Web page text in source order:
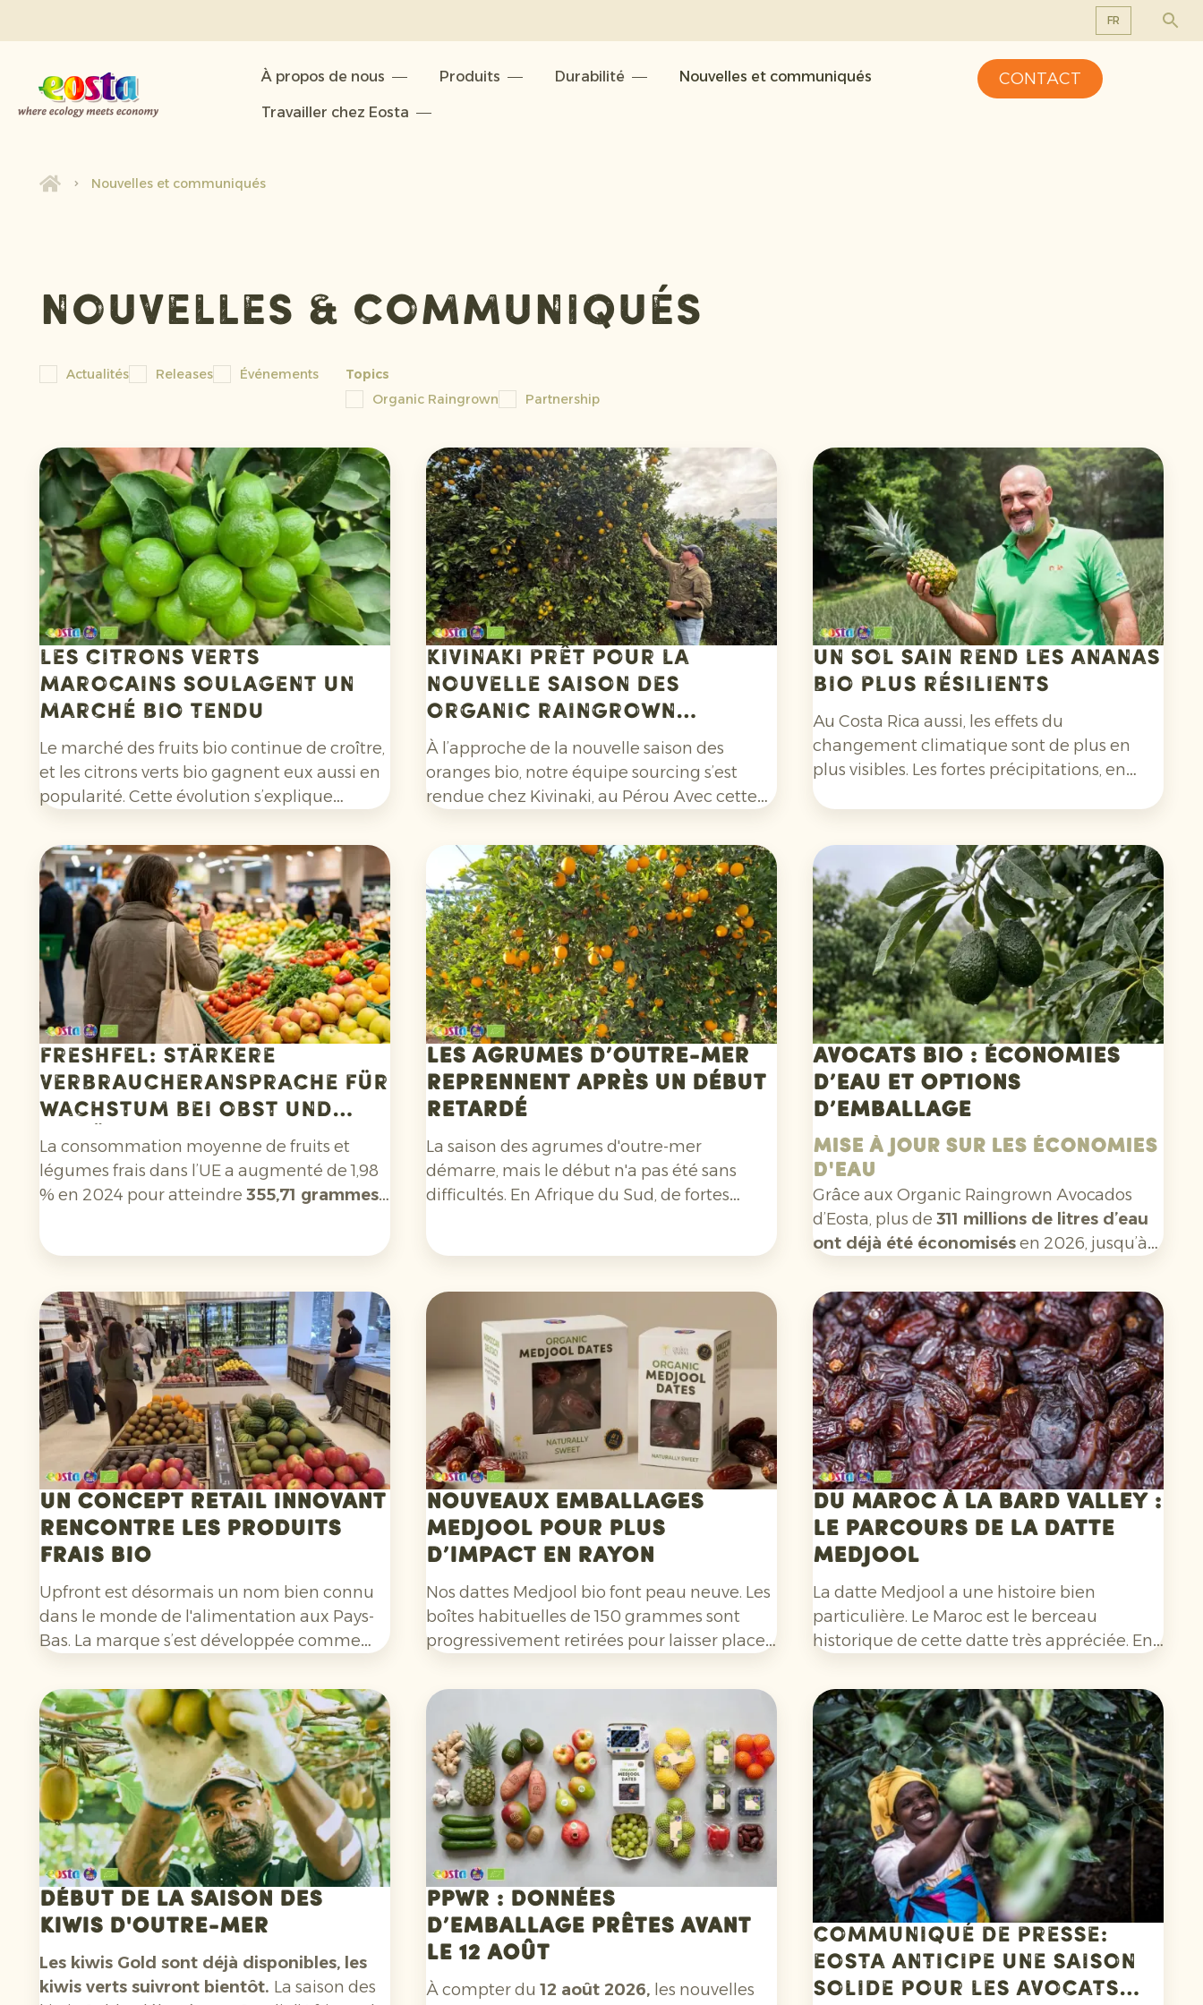
FR
À propos de nous Produits Durabilité Nouvelles et communiqués
Travailler chez Eosta
À propos de nous
Produits
Nouvelles et communiqués
CONTACT
Nouvelles et communiqués
Nouvelles & communiqués
Actualités Releases Événements
Topics
Organic Raingrown
Partnership
Les citrons verts
marocains soulagent un
marché bio tendu
Le marché des fruits bio continue de croître,
et les citrons verts bio gagnent eux aussi en
popularité. Cette évolution s’explique
cocktails, les mocktails et les limonades
maison, mais aussi à leur utilisation de plus
en plus répandue dans les salades, les currys
et de nombreux autres plats. Par ailleurs, les
consommateurs sont de plus en plus
attentifs aux agrumes cultivés sans
pesticides de synthèse et non traités avec
des fongicides après récolte.
Kivinaki prêt pour la
nouvelle saison des
Organic Raingrown
Oranges
À l’approche de la nouvelle saison des
oranges bio, notre équipe sourcing s’est
rendue chez Kivinaki, au Pérou Avec cette
en place un programme d'exportation
fructueux au cours des quatre dernières
années. Lors de cette visite, nous avons
préparé ensemble les mois à venir.
Un sol sain rend les ananas
bio plus résilients
Au Costa Rica aussi, les effets du
changement climatique sont de plus en
plus visibles. Les fortes précipitations, en
particulier, compliquent la culture de
d’adaptation de la part des producteurs.
Freshfel: Stärkere
Verbraucheransprache für
Wachstum bei Obst und
Gemüse erforderlich
La consommation moyenne de fruits et
légumes frais dans l’UE a augmenté de 1,98
% en 2024 pour atteindre 355,71 grammes
légère amélioration par rapport à 2023,
la recommandation minimale de 400
grammes par jour fixée par l’Organisation
mondiale de la santé. Seuls cinq pays de l’UE
atteignent ce seuil.
Les agrumes d’outre-mer
reprennent après un début
retardé
La saison des agrumes d'outre-mer
démarre, mais le début n'a pas été sans
difficultés. En Afrique du Sud, de fortes
ont découlé ont entraîné des retards dans la
expéditions. Pour les oranges, le retard initial
de la coloration a également joué un rôle. La
situation s'est depuis améliorée.
Avocats bio : économies
d’eau et options
d’emballage
Mise à jour sur les économies
d'eau
Grâce aux Organic Raingrown Avocados
d’Eosta, plus de 311 millions de litres d’eau
ont déjà été économisésen 2026, jusqu’à
annuelle de prèsde 5 900 Européens. Un
message de durabilité clair et concret, qui
aide les consommateurs à faire un choix
conscient en rayon.
Un concept retail innovant
rencontre les produits
frais bio
Upfront est désormais un nom bien connu
dans le monde de l'alimentation aux Pays-
Bas. La marque s’est développée comme
supermarchés, les salles de sport et d’autres
canaux de vente, avant de lancer fin 2025
ses propres magasins.
Nouveaux emballages
Medjool pour plus
d’impact en rayon
Nos dattes Medjool bio font peau neuve. Les
boîtes habituelles de 150 grammes sont
progressivement retirées pour laisser place
grammes. Avec un design contemporain et
plus épuré, ces boîtes répondent mieux aux
attentes des principaux groupes cibles :les
Millennials et la Génération Z.
Du Maroc à la Bard Valley :
le parcours de la datte
Medjool
La datte Medjool a une histoire bien
particulière. Le Maroc est le berceau
historique de cette datte très appréciée. En
par l'épidémie de la maladie de Bayoud. La
production a alors chuté de manière
drastique et la datte Medjool a failli
disparaître.
Début de la saison des
kiwis d'outre-mer
Les kiwis Gold sont déjà disponibles, les
kiwis verts suivront bientôt. La saison des
PPWR : données
d’emballage prêtes avant
le 12 août
À compter du 12 août 2026, les nouvelles
Communiqué de presse:
Eosta anticipe une saison
solide pour les avocats